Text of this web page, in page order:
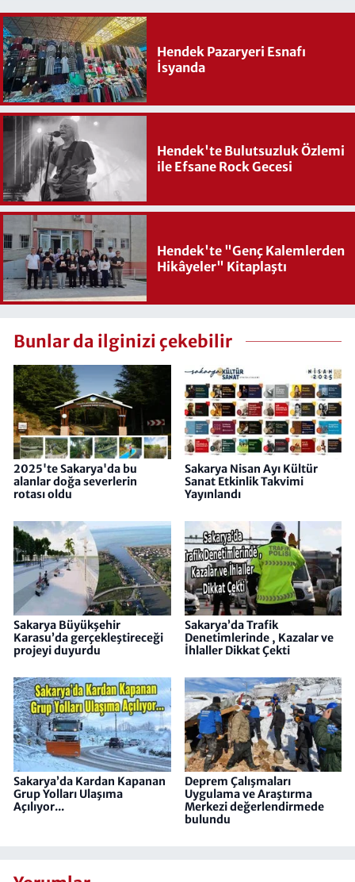
Hendek Pazaryeri Esnafı
İsyanda
Hendek'te Bulutsuzluk Özlemi
ile Efsane Rock Gecesi
Hendek'te "Genç Kalemlerden
Hikâyeler" Kitaplaştı
Bunlar da ilginizi çekebilir
2025'te Sakarya'da bu
alanlar doğa severlerin
rotası oldu
Sakarya Nisan Ayı Kültür
Sanat Etkinlik Takvimi
Yayınlandı
Sakarya Büyükşehir
Karasu’da gerçekleştireceği
projeyi duyurdu
Sakarya’da Trafik
Denetimlerinde , Kazalar ve
İhlaller Dikkat Çekti
Sakarya’da Kardan Kapanan
Grup Yolları Ulaşıma
Açılıyor...
Deprem Çalışmaları
Uygulama ve Araştırma
Merkezi değerlendirmede
bulundu